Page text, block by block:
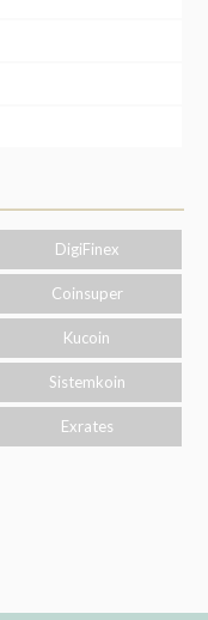
DigiFinex
Coinsuper
Kucoin
Sistemkoin
Exrates